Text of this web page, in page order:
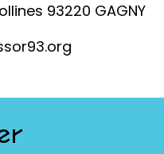
93220 GAGNY